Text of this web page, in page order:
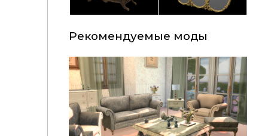
Рекомендуемые моды